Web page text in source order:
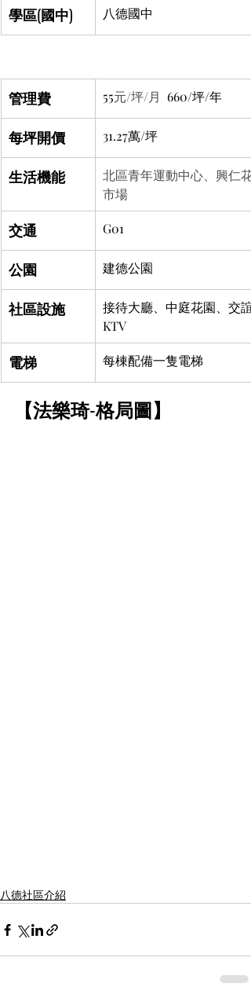
學區(國中) 八德國中
管理費 55元/坪/月 660/坪/年
每坪開價 31.27萬/坪
生活機能
北區青年運動中心、興仁
市場
交通 G01
公園 建德公園
社區設施
接待大廳、中庭花園、交
KTV
電梯 每棟配備一隻電梯
八德社區介紹